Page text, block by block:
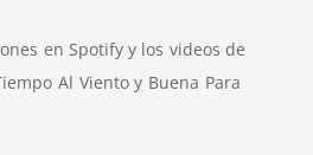
en Spotify y los videos de
Al Viento y Buena Para